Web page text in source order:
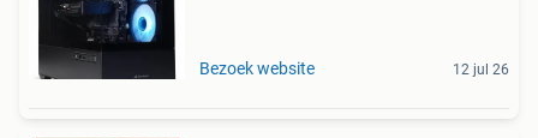
Bezoek website 12 jul 26